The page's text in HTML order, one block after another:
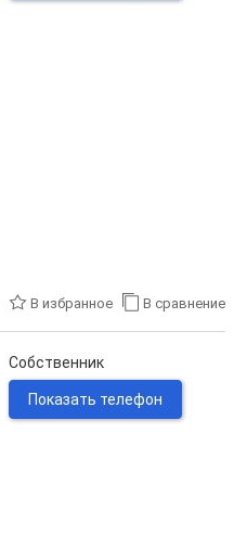
В избранное В сравнение
Собственник
Показать телефон